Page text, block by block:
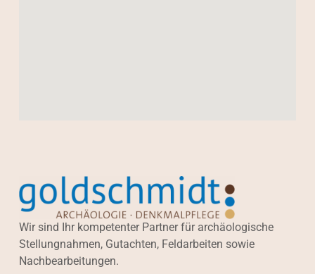
Wir sind Ihr kompetenter Partner für archäologische
Stellungnahmen, Gutachten, Feldarbeiten sowie
Nachbearbeitungen.